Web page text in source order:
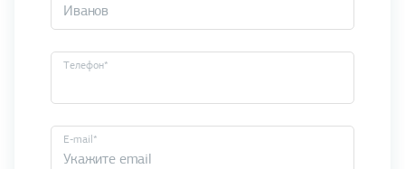
Телефон*
E-mail*